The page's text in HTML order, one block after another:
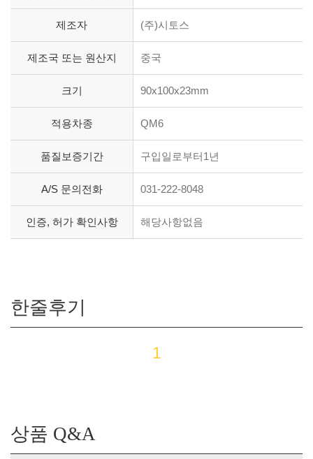
제조자 (주)시토스
제조국 또는 원산지 중국
크기 90x100x23mm
적용차종 QM6
품질보증기간 구입일로부터1년
A/S 문의전화 031-222-8048
인증, 허가 확인사항 해당사항없음
한줄후기
1
상품 Q&A